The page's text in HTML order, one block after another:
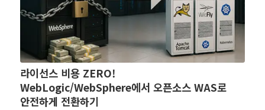
라이선스 비용 ZERO!
WebLogic/WebSphere에서 오픈소스 WAS로
안전하게 전환하기